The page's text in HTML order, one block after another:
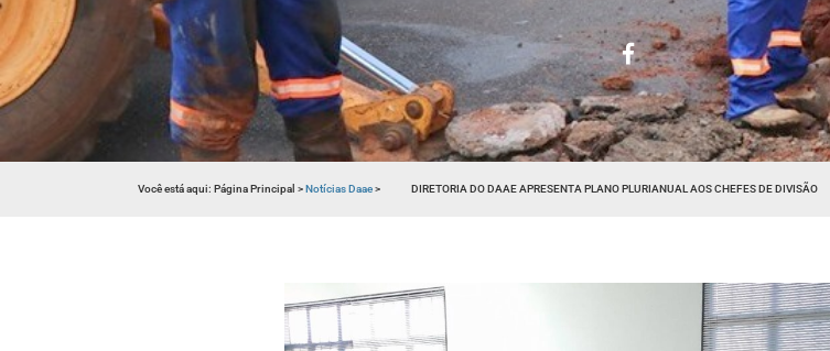
Você está aqui:Página Principal>Notícias Daae> DIRETORIA DO DAAE APRESENTA PLANO PLURIANUAL AOS CHEFES DE DIVISÃO